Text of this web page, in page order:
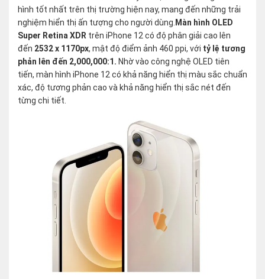
hình tốt nhất trên thị trường hiện nay, mang đến những trải
nghiệm hiển thị ấn tượng cho người dùng. Màn hình OLED
Super Retina XDR trên iPhone 12 có độ phân giải cao lên
đến 2532 x 1170px, mật độ điểm ảnh 460 ppi, với tỷ lệ tương
phản lên đến 2,000,000:1. Nhờ vào công nghệ OLED tiên
tiến, màn hình iPhone 12 có khả năng hiển thị màu sắc chuẩn
xác, độ tương phản cao và khả năng hiển thị sắc nét đến
từng chi tiết.